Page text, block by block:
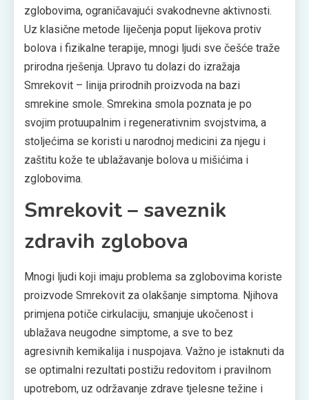
zglobovima, ograničavajući svakodnevne aktivnosti.
Uz klasične metode liječenja poput lijekova protiv
bolova i fizikalne terapije, mnogi ljudi sve češće traže
prirodna rješenja. Upravo tu dolazi do izražaja
Smrekovit – linija prirodnih proizvoda na bazi
smrekine smole. Smrekina smola poznata je po
svojim protuupalnim i regenerativnim svojstvima, a
stoljećima se koristi u narodnoj medicini za njegu i
zaštitu kože te ublažavanje bolova u mišićima i
zglobovima.
Smrekovit – saveznik
zdravih zglobova
Mnogi ljudi koji imaju problema sa zglobovima koriste
proizvode Smrekovit za olakšanje simptoma. Njihova
primjena potiče cirkulaciju, smanjuje ukočenost i
ublažava neugodne simptome, a sve to bez
agresivnih kemikalija i nuspojava. Važno je istaknuti da
se optimalni rezultati postižu redovitom i pravilnom
upotrebom, uz održavanje zdrave tjelesne težine i